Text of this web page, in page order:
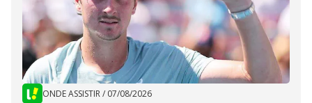
ONDE ASSISTIR/ 07/08/2026